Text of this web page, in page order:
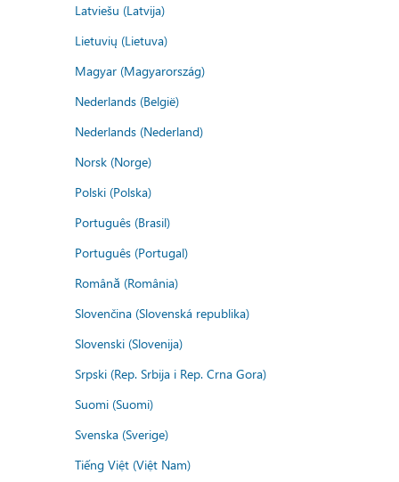
Latviešu (Latvija)
Lietuvių (Lietuva)
Magyar (Magyarország)
Nederlands (België)
Nederlands (Nederland)
Norsk (Norge)
Polski (Polska)
Português (Brasil)
Português (Portugal)
Română (România)
Slovenčina (Slovenská republika)
Slovenski (Slovenija)
Srpski (Rep. Srbija i Rep. Crna Gora)
Suomi (Suomi)
Svenska (Sverige)
Tiếng Việt (Việt Nam)